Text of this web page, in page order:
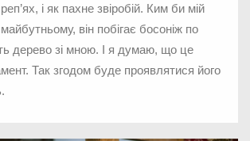
і як пахне звіробій. Ким би мій
він побігає босоніж по
дерево зі мною. І я думаю, що це
Так згодом буде проявлятися його